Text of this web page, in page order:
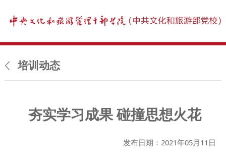
培训动态
夯实学习成果 碰撞思想火花
发布日期：2021年05月11日